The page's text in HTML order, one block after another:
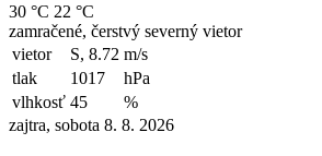
30 °C 22 °C
zamračené, čerstvý severný vietor
vietor
S, 8.72 m/s
tlak
1017
hPa
vlhkosť 45
%
zajtra, sobota 8. 8. 2026